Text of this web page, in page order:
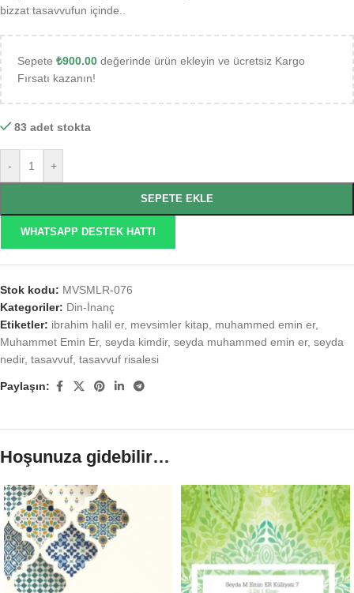
bizzat tasavvufun içinde..
Sepete ₺900.00 değerinde ürün ekleyin ve ücretsiz Kargo
Fırsatı kazanın!
83 adet stokta
- +
SEPETE EKLE
WHATSAPP DESTEK HATTI
Stok kodu: MVSMLR-076
Kategoriler: Din-İnanç
Etiketler: ibrahim halil er, mevsimler kitap muhammed emin er,
Muhammet Emin Er, seyda kimdir, seyda muhammed emin er, seyda
nedir, tasavvuf tasavvuf risalesi
Paylaşın:
Hoşunuza gidebilir…